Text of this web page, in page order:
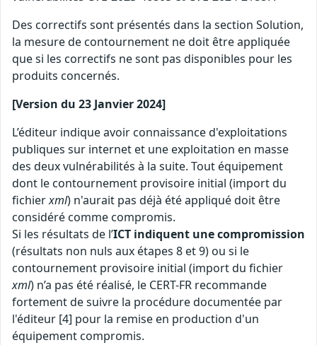
Des correctifs sont présentés dans la section Solution,
la mesure de contournement ne doit être appliquée
que si les correctifs ne sont pas disponibles pour les
produits concernés.
[Version du 23 Janvier 2024]
L’éditeur indique avoir connaissance d'exploitations
publiques sur internet et une exploitation en masse
des deux vulnérabilités à la suite. Tout équipement
dont le contournement provisoire initial (import du
fichierxml) n'aurait pas déjà été appliqué doit être
considéré comme compromis.
Si les résultats de l’ICT indiquent une compromission
(résultats non nuls aux étapes 8 et 9) ou si le
contournement provisoire initial (import du fichier
xml) n’a pas été réalisé, le CERT-FR recommande
fortement de suivre la procédure documentée par
l'éditeur [4] pour la remise en production d'un
équipement compromis.